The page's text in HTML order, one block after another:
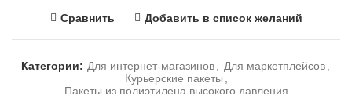
Сравнить Добавить в список желаний
Категории: Для интернет-магазинов Для маркетплейсов
Курьерские пакеты
Пакеты из полиэтилена высокого давления